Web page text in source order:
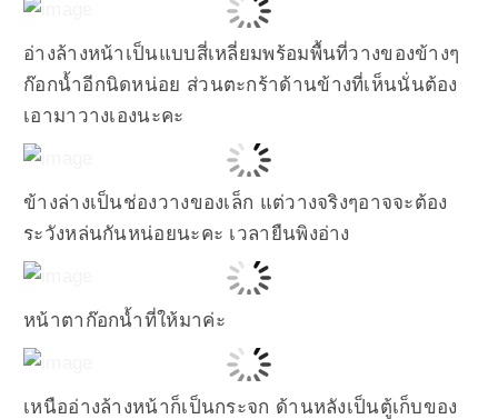
อ่างล้างหน้าเป็นแบบสี่เหลี่ยมพร้อมพื้นที่วางของข้างๆ
ก๊อกน้ำอีกนิดหน่อย ส่วนตะกร้าด้านข้างที่เห็นนั่นต้อง
เอามาวางเองนะคะ
ข้างล่างเป็นช่องวางของเล็ก แต่วางจริงๆอาจจะต้อง
ระวังหล่นกันหน่อยนะคะ เวลายืนพิงอ่าง
หน้าตาก๊อกน้ำที่ให้มาค่ะ
เหนืออ่างล้างหน้าก็เป็นกระจก ด้านหลังเป็นตู้เก็บของ